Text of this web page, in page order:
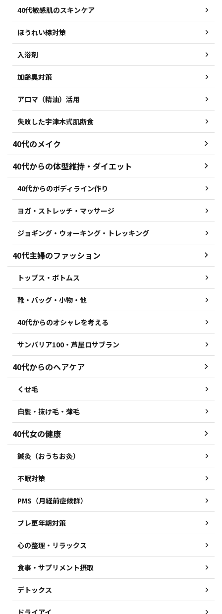
40代敏感肌のスキンケア
ほうれい線対策
入浴剤
加齢臭対策
アロマ（精油）活用
失敗した宇津木式肌断食
40代のメイク
40代からの体型維持・ダイエット
40代からのボディライン作り
ヨガ・ストレッチ・マッサージ
ジョギング・ウォーキング・トレッキング
40代主婦のファッション
トップス・ボトムス
靴・バッグ・小物・他
40代からのオシャレを考える
サンバリア100・芦屋ロサブラン
40代からのヘアケア
くせ毛
白髪・抜け毛・薄毛
40代女の健康
鍼灸（おうちお灸）
不眠対策
PMS（月経前症候群）
プレ更年期対策
心の整理・リラックス
食事・サプリメント摂取
デトックス
ドライアイ